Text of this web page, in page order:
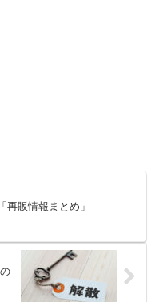
再販情報まとめ」